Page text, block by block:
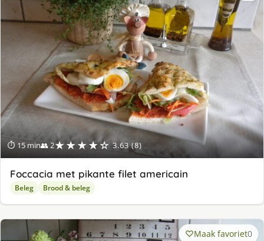
⏱ 15 min👥 2★★★★☆ 3.63 (8)
Foccacia met pikante filet americain
Beleg Brood & beleg
Maak favoriet0